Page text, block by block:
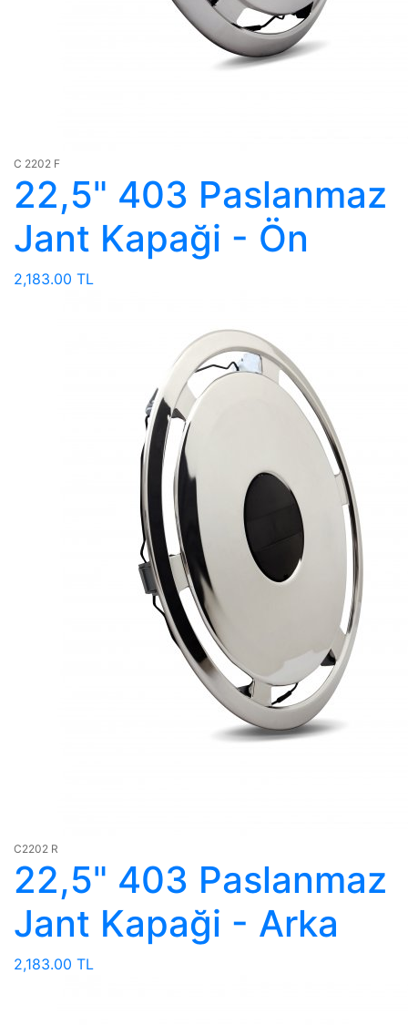
C 2202 F
22,5" 403 Paslanmaz
Jant Kapaği - Ön
2,183.00 TL
C2202 R
22,5" 403 Paslanmaz
Jant Kapaği - Arka
2,183.00 TL